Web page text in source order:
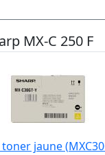
MX-C 250 F
jaune